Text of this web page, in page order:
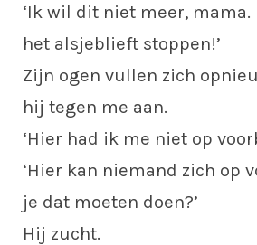
‘Ik wil dit niet meer,
het alsjeblieft stoppen!’
Zijn ogen vullen zich
hij tegen me aan.
‘Hier had ik me niet op
‘Hier kan niemand zich op
je dat moeten doen?’
Hij zucht.